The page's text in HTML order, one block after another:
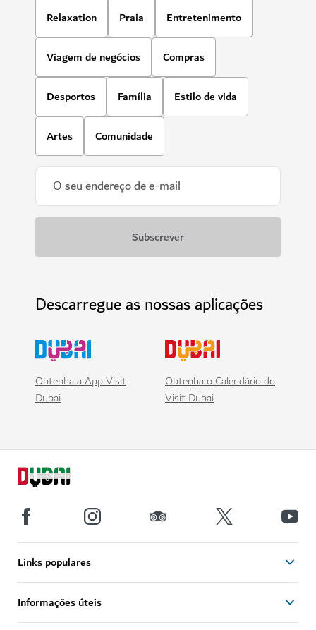
Relaxation Praia Entretenimento
Viagem de negócios Compras
Desportos Família Estilo de vida
Artes Comunidade
Descarregue as nossas aplicações
Obtenha a App Visit
Dubai
Obtenha o Calendário do
Visit Dubai
Links populares
Informações úteis